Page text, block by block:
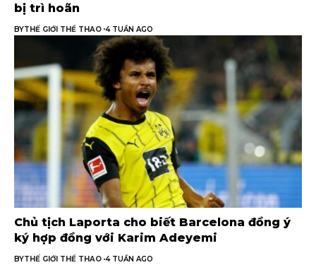
bị trì hoãn
BYTHẾ GIỚI THỂ THAO 4 TUẦN AGO
Chủ tịch Laporta cho biết Barcelona đồng ý
ký hợp đồng với Karim Adeyemi
BYTHẾ GIỚI THỂ THAO 4 TUẦN AGO